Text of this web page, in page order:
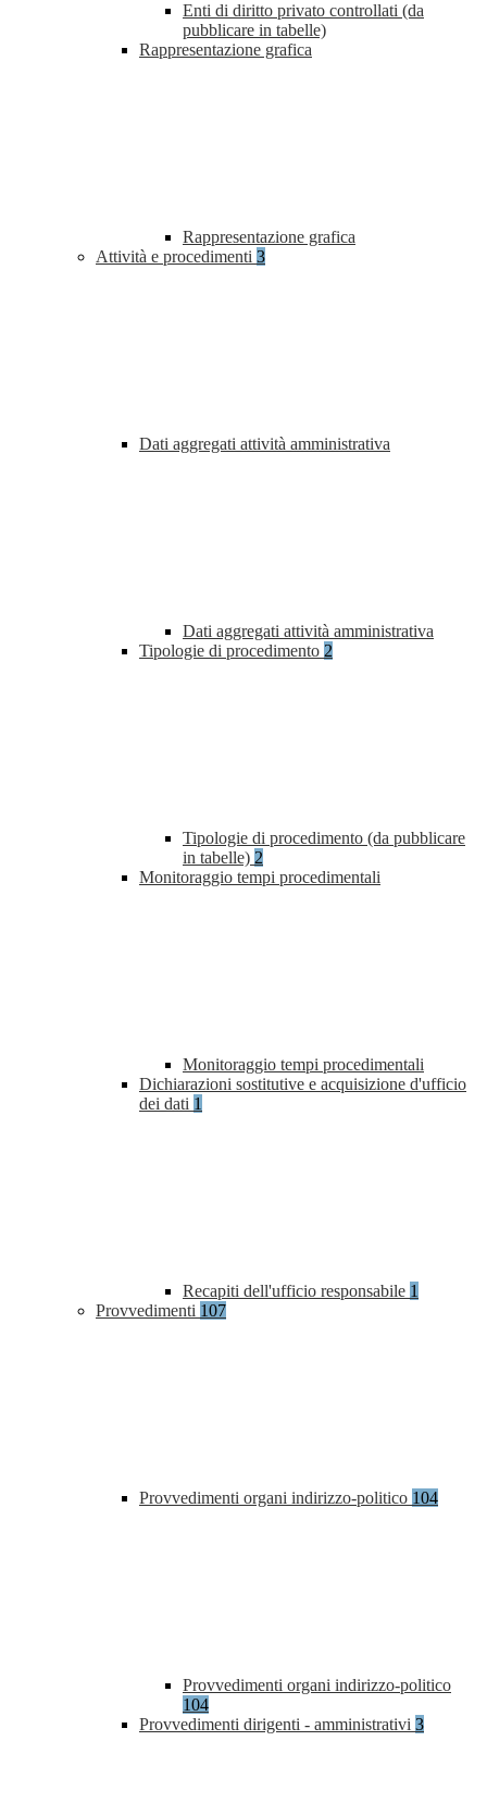
Enti di diritto privato controllati (da
pubblicare in tabelle)
Rappresentazione grafica
Rappresentazione grafica
Attività e procedimenti 3
Dati aggregati attività amministrativa
Dati aggregati attività amministrativa
Tipologie di procedimento 2
Tipologie di procedimento (da pubblicare
in tabelle) 2
Monitoraggio tempi procedimentali
Monitoraggio tempi procedimentali
Dichiarazioni sostitutive e acquisizione d'ufficio
dei dati 1
Recapiti dell'ufficio responsabile 1
Provvedimenti 107
Provvedimenti organi indirizzo-politico 104
Provvedimenti organi indirizzo-politico
104
Provvedimenti dirigenti - amministrativi 3